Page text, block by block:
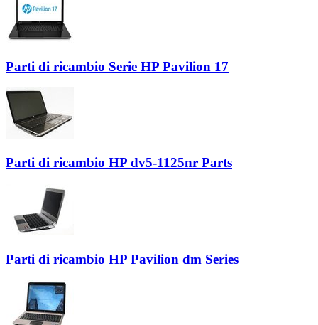
Parti di ricambio Serie HP Pavilion 17
Parti di ricambio HP dv5-1125nr Parts
Parti di ricambio HP Pavilion dm Series